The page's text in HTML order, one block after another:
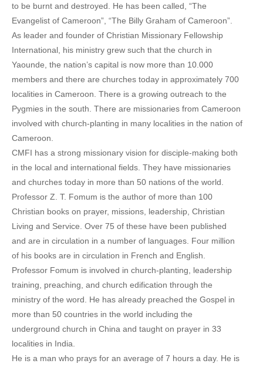
to be burnt and destroyed. He has been called, “The
Evangelist of Cameroon”, “The Billy Graham of Cameroon”.
As leader and founder of Christian Missionary Fellowship
International, his ministry grew such that the church in
Yaounde, the nation’s capital is now more than 10.000
members and there are churches today in approximately 700
localities in Cameroon. There is a growing outreach to the
Pygmies in the south. There are missionaries from Cameroon
involved with church-planting in many localities in the nation of
Cameroon.
CMFI has a strong missionary vision for disciple-making both
in the local and international fields. They have missionaries
and churches today in more than 50 nations of the world.
Professor Z. T. Fomum is the author of more than 100
Christian books on prayer, missions, leadership, Christian
Living and Service. Over 75 of these have been published
and are in circulation in a number of languages. Four million
of his books are in circulation in French and English.
Professor Fomum is involved in church-planting, leadership
training, preaching, and church edification through the
ministry of the word. He has already preached the Gospel in
more than 50 countries in the world including the
underground church in China and taught on prayer in 33
localities in India.
He is a man who prays for an average of 7 hours a day. He is